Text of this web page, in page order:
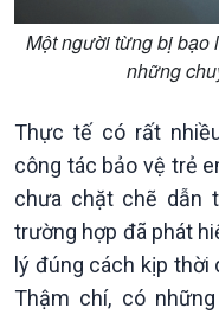
Một người từng bị bạo
những
Thực tế có rất
công tác bảo vệ trẻ
chưa chặt chẽ dẫn
trường hợp đã phát
lý đúng cách kịp
Thậm chí, có